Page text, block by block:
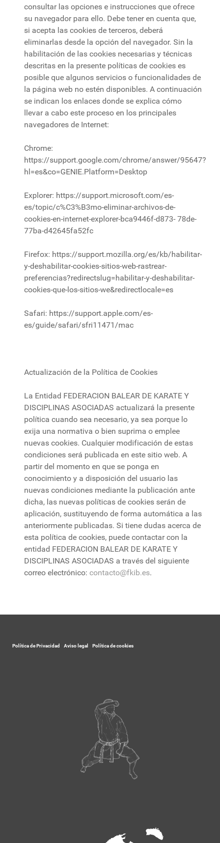
consultar las opciones e instrucciones que ofrece
su navegador para ello. Debe tener en cuenta que,
si acepta las cookies de terceros, deberá
eliminarlas desde la opción del navegador. Sin la
habilitación de las cookies necesarias y técnicas
descritas en la presente políticas de cookies es
posible que algunos servicios o funcionalidades de
la página web no estén disponibles. A continuación
se indican los enlaces donde se explica cómo
llevar a cabo este proceso en los principales
navegadores de Internet:
Chrome:
https://support.google.com/chrome/answer/95647?
hl=es&co=GENIE.Platform=Desktop
Explorer: https://support.microsoft.com/es-
es/topic/c%C3%B3mo-eliminar-archivos-de-
cookies-en-internet-explorer-bca9446f-d873- 78de-
77ba-d42645fa52fc
Firefox: https://support.mozilla.org/es/kb/habilitar-
y-deshabilitar-cookies-sitios-web-rastrear-
preferencias?redirectslug=habilitar-y-deshabilitar-
cookies-que-los-sitios-we&redirectlocale=es
Safari: https://support.apple.com/es-
es/guide/safari/sfri11471/mac
Actualización de la Política de Cookies
La Entidad FEDERACION BALEAR DE KARATE Y
DISCIPLINAS ASOCIADAS actualizará la presente
política cuando sea necesario, ya sea porque lo
exija una normativa o bien suprima o emplee
nuevas cookies. Cualquier modificación de estas
condiciones será publicada en este sitio web. A
partir del momento en que se ponga en
conocimiento y a disposición del usuario las
nuevas condiciones mediante la publicación ante
dicha, las nuevas políticas de cookies serán de
aplicación, sustituyendo de forma automática a las
anteriormente publicadas. Si tiene dudas acerca de
esta política de cookies, puede contactar con la
entidad FEDERACION BALEAR DE KARATE Y
DISCIPLINAS ASOCIADAS a través del siguiente
correo electrónico: contacto@fkib.es.
Política de Privacidad Aviso legal Política de cookies